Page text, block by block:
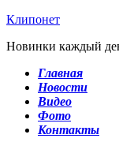
Клипонет
Новинки каждый
Главная
Новости
Видео
Фото
Контакты